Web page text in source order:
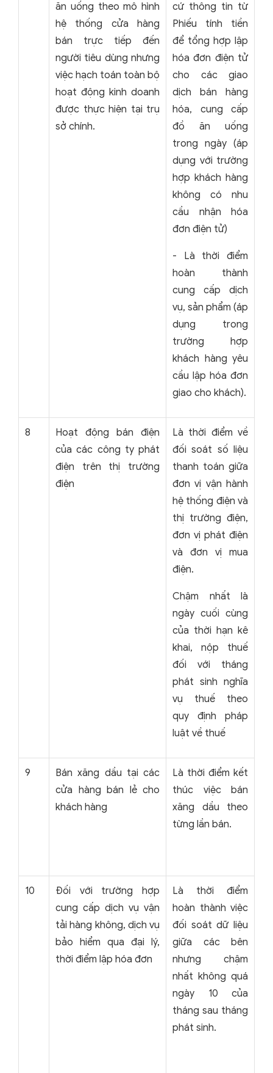
ăn uống theo mô hình
hệ thống cửa hàng
bán trực tiếp đến
người tiêu dùng nhưng
việc hạch toán toàn bộ
hoạt động kinh doanh
được thực hiện tại trụ
sở chính.
cứ thông tin từ
Phiếu tính tiền
để tổng hợp lập
hóa đơn điện tử
cho các giao
dịch bán hàng
hóa, cung cấp
đồ ăn uống
trong ngày (áp
dụng với trường
hợp khách hàng
không có nhu
cầu nhận hóa
đơn điện tử)
- Là thời điểm
hoàn thành
cung cấp dịch
vụ, sản phẩm (áp
dụng trong
trường hợp
khách hàng yêu
cầu lập hóa đơn
giao cho khách).
8
Hoạt động bán điện
của các công ty phát
điện trên thị trường
điện
Là thời điểm về
đối soát số liệu
thanh toán giữa
đơn vị vận hành
hệ thống điện và
thị trường điện,
đơn vị phát điện
và đơn vị mua
điện.
Chậm nhất là
ngày cuối cùng
của thời hạn kê
khai, nộp thuế
đối với tháng
phát sinh nghĩa
vụ thuế theo
quy định pháp
luật về thuế
9
Bán xăng dầu tại các
cửa hàng bán lẻ cho
khách hàng
Là thời điểm kết
thúc việc bán
xăng dầu theo
từng lần bán.
10
Đối với trường hợp
cung cấp dịch vụ vận
tải hàng không, dịch vụ
bảo hiểm qua đại lý,
thời điểm lập hóa đơn
Là thời điểm
hoàn thành việc
đối soát dữ liệu
giữa các bên
nhưng chậm
nhất không quá
ngày 10 của
tháng sau tháng
phát sinh.